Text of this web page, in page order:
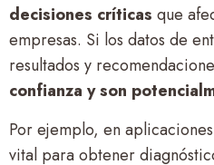
decisiones críticas que
empresas. Si los datos de
resultados y
confianza y son
Por ejemplo, en
vital para obtener